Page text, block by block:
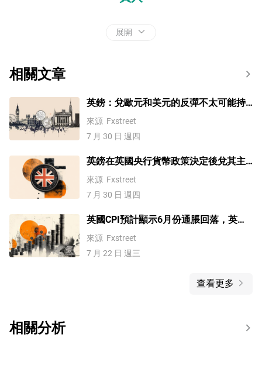
展開
相關文章
英鎊：兌歐元和美元的反彈不太可能持
續 – 道明證券
來源 Fxstreet
7 月 30 日 週四
英鎊在英國央行貨幣政策決定後兌其主
要貨幣下跌
來源 Fxstreet
7 月 30 日 週四
英國CPI預計顯示6月份通脹回落，英鎊/
美元未能突破5月高點
來源 Fxstreet
7 月 22 日 週三
查看更多
相關分析